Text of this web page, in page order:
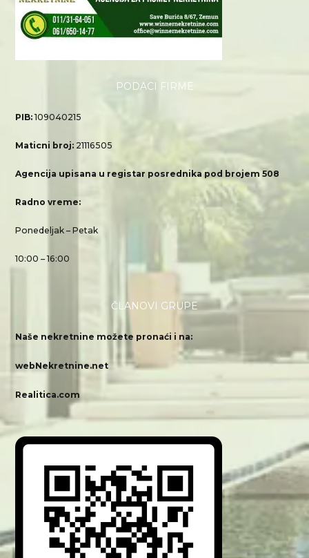
PODACI FIRME
PIB:109040215
Maticni broj: 21116505
Agencija upisana u registar posrednika pod brojem 508
Radno vreme:
Ponedeljak – Petak
10:00 – 16:00
ČLANOVI GRUPE
Naše nekretnine možete pronaći i na:
webNekretnine.net
Realitica.com